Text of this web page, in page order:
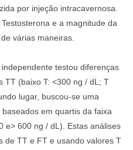
por injeção intracavernosa.
e a magnitude da
várias maneiras.
testou diferenças
TT (baixo T: <300 ng / dL; T
lugar, buscou-se uma
em quartis da faixa
e> 600 ng / dL). Estas análises
de TT e FT e usando valores T